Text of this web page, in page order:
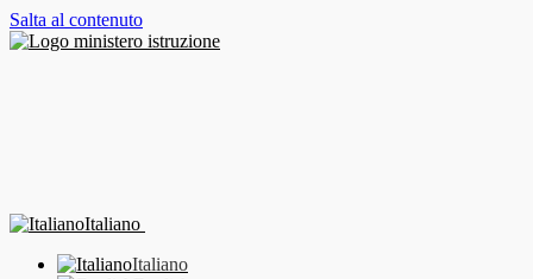
Salta al contenuto
Italiano
Italiano